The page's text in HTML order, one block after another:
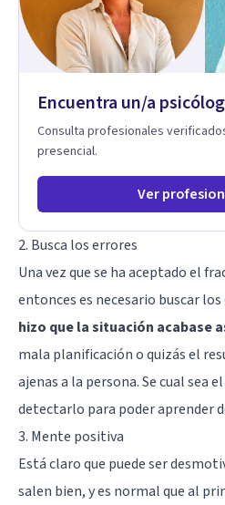
Encuentra un/a
Consulta profesionales
presencial.
Ver
2. Busca los errores
Una vez que se ha aceptado el
entonces es necesario buscar
hizo que la situación acabase
mala planificación o quizás el
ajenas a la persona. Se cual sea
detectarlo para poder aprender
3. Mente positiva
Está claro que puede ser
salen bien, y es normal que al